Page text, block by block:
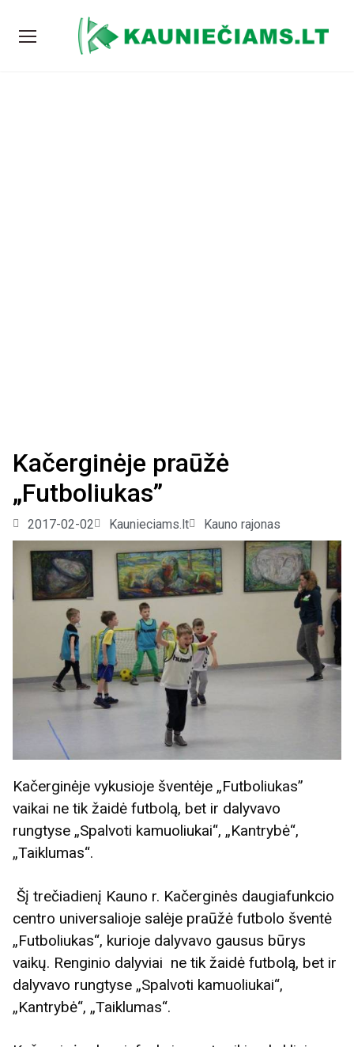
Kačerginėje praūžė
„Futboliukas”
2017-02-02 Kaunieciams.lt Kauno rajonas
Kačerginėje vykusioje šventėje „Futboliukas”
vaikai ne tik žaidė futbolą, bet ir dalyvavo
rungtyse „Spalvoti kamuoliukai“, „Kantrybė“,
„Taiklumas“.
Šį trečiadienį Kauno r. Kačerginės daugiafunkcio
centro universalioje salėje praūžė futbolo šventė
„Futboliukas“, kurioje dalyvavo gausus būrys
vaikų. Renginio dalyviai ne tik žaidė futbolą, bet ir
dalyvavo rungtyse „Spalvoti kamuoliukai“,
„Kantrybė“, „Taiklumas“.